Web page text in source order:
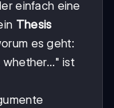
einfach eine
Thesis
es geht:
ist